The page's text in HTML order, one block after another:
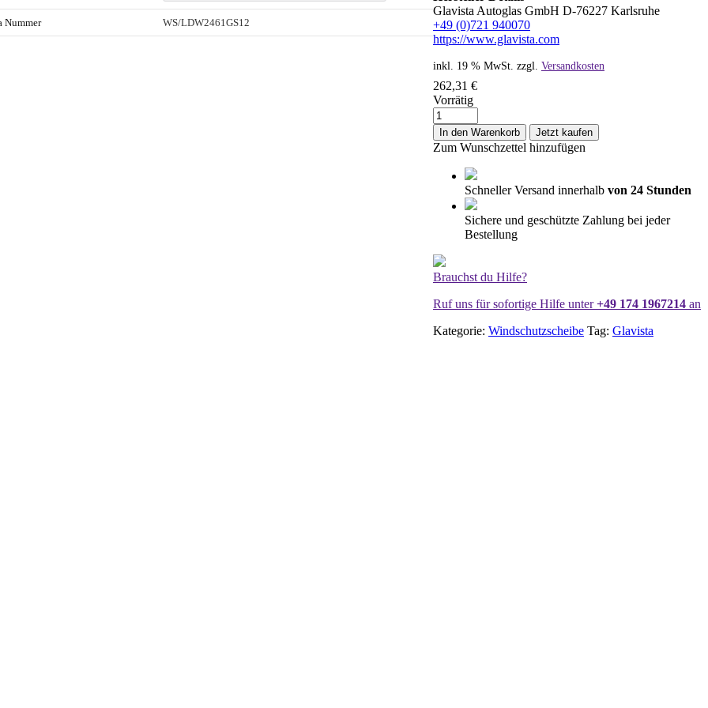
Nummer WS/LDW2461GS12
Glavista Autoglas GmbH D-76227 Karlsruhe
+49 (0)721 940070
https://www.glavista.com
inkl. 19 % MwSt. zzgl. Versandkosten
262,31 €
Vorrätig
Windschutzscheibe
/
Frontscheibe
BMW
+Spiegelhalter+Sen.+LDW
Menge
In den Warenkorb Jetzt kaufen
Zum Wunschzettel hinzufügen
Schneller Versand innerhalb von 24 Stunden
Sichere und geschützte Zahlung bei jeder
Bestellung
Brauchst du Hilfe?
Ruf uns für sofortige Hilfe unter+49 174 1967214 an
Kategorie: Windschutzscheibe Tag: Glavista